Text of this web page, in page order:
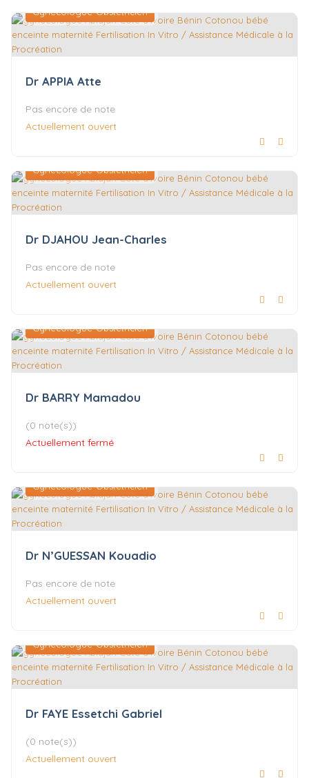
Gynécologue-Obstétricien
Dr APPIA Atte
Pas encore de note
Actuellement ouvert
Gynécologue-Obstétricien
Dr DJAHOU Jean-Charles
Pas encore de note
Actuellement ouvert
Gynécologue-Obstétricien
Dr BARRY Mamadou
(0 note(s))
Actuellement fermé
Gynécologue-Obstétricien
Dr N’GUESSAN Kouadio
Pas encore de note
Actuellement ouvert
Gynécologue-Obstétricien
Dr FAYE Essetchi Gabriel
(0 note(s))
Actuellement ouvert